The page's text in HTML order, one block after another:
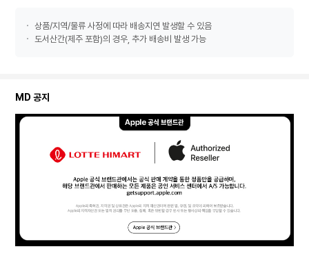
상품/지역/물류 사정에 따라 배송지연 발생할 수 있음
도서산간(제주 포함)의 경우, 추가 배송비 발생 가능
MD 공지